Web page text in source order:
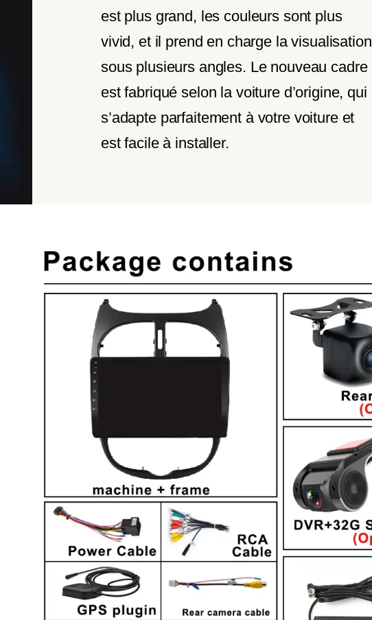
est plus grand, les couleurs sont plus
vivid, et il prend en charge la visualisation
sous plusieurs angles. Le nouveau cadre
est fabriqué selon la voiture d’origine, qui
s’adapte parfaitement à votre voiture et
est facile à installer.